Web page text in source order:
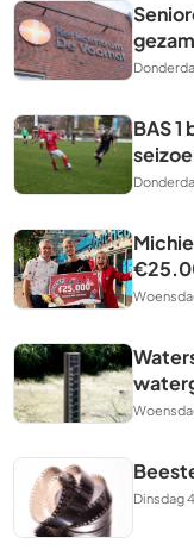
BAS
Dinsdag